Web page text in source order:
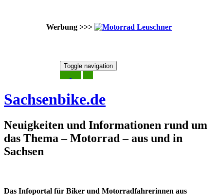
Werbung >>>
Toggle navigation
Sachsenbike.de
Neuigkeiten und Informationen rund um
das Thema – Motorrad – aus und in
Sachsen
Das Infoportal für Biker und Motorradfahrerinnen aus